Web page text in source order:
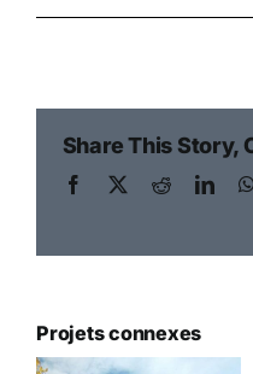
Share This Story,
Facebook
X Reddit
Projets connexes